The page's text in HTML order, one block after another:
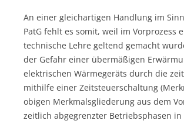
An einer gleichartigen Handlung im
PatG fehlt es somit, weil im Vorprozess
technische Lehre geltend gemacht
der Gefahr einer übermäßigen
elektrischen Wärmegeräts durch die
mithilfe einer Zeitsteuerschaltung
obigen Merkmalsgliederung aus dem
zeitlich abgegrenzter Betriebsphasen in